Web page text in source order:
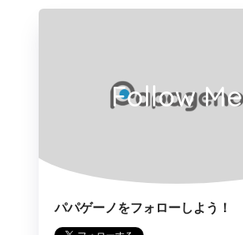
Follow Me
パパゲーノをフォローしよう！